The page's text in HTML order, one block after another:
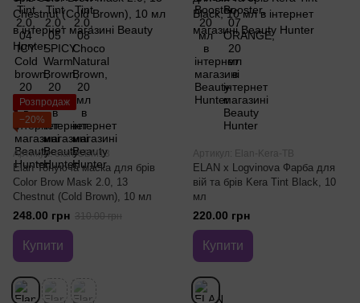
Розпродаж
−20%
Артикул: elan-CBM13
Elan Тонуюча маска для брів
Color Brow Mask 2.0, 13
Chestnut (Cold Brown), 10 мл
248.00 грн 310.00 грн
Купити
Артикул: Elan-Kera-TB
ELAN x Logvinova Фарба для
вій та брів Kera Tint Black, 10
мл
220.00 грн
Купити